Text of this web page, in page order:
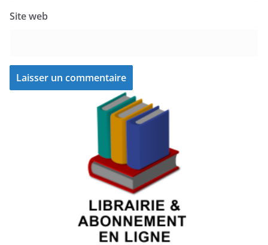
Site web